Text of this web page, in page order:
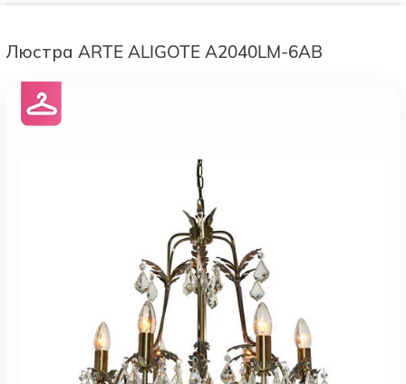
Люстра ARTE ALIGOTE A2040LM-6AB